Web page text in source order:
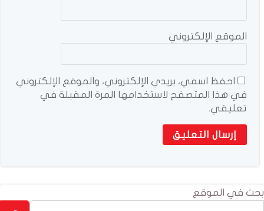
الموقع الإلكتروني
احفظ اسمي، بريدي الإلكتروني، والموقع الإلكتروني
في هذا المتصفح لاستخدامها المرة المقبلة في
تعليقي.
بحث في الموقع